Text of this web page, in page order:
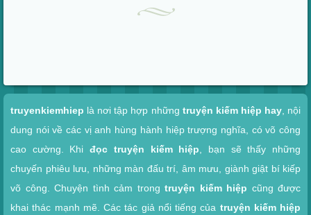
truyenkiemhiep là nơi tập hợp những truyện kiếm hiệp hay, nội
dung nói về các vị anh hùng hành hiệp trượng nghĩa, có võ công
cao cường. Khiđọc truyện kiếm hiệp , bạn sẽ thấy những
chuyến phiêu lưu, những màn đấu trí, âm mưu, giành giật bí kiếp
võ công. Chuyện tình cảm trong truyện kiếm hiệp cũng được
khai thác mạnh mẽ. Các tác giả nổi tiếng của truyện kiếm hiệp